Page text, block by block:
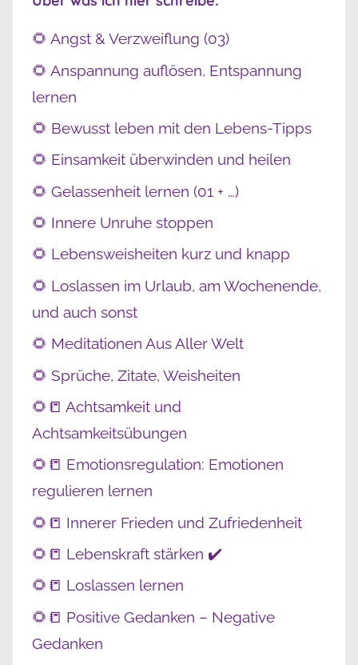
🌻 Angst & Verzweiflung (03)
🌻 Anspannung auflösen, Entspannung
lernen
🌻 Bewusst leben mit den Lebens-Tipps
🌻 Einsamkeit überwinden und heilen
🌻 Gelassenheit lernen (01 + …)
🌻 Innere Unruhe stoppen
🌻 Lebensweisheiten kurz und knapp
🌻 Loslassen im Urlaub, am Wochenende,
und auch sonst
🌻 Meditationen Aus Aller Welt
🌻 Sprüche, Zitate, Weisheiten
🌻📒 Achtsamkeit und
Achtsamkeitsübungen
🌻📒 Emotionsregulation: Emotionen
regulieren lernen
🌻📒 Innerer Frieden und Zufriedenheit
🌻📒 Lebenskraft stärken ✔️
🌻📒 Loslassen lernen
🌻📒 Positive Gedanken – Negative
Gedanken